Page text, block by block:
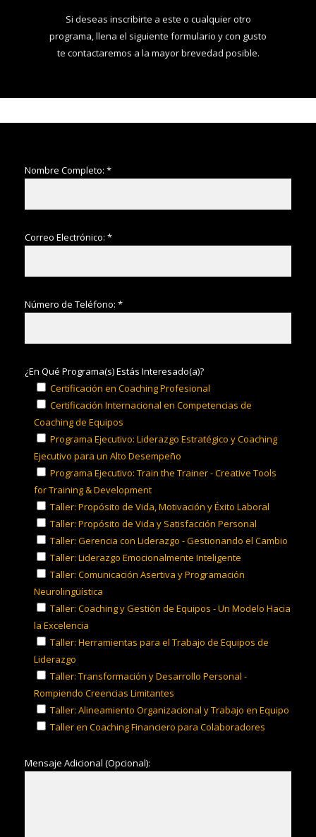
Si deseas inscribirte a este o cualquier otro
programa, llena el siguiente formulario y con gusto
te contactaremos a la mayor brevedad posible.
Nombre Completo: *
Correo Electrónico: *
Número de Teléfono: *
¿En Qué Programa(s) Estás Interesado(a)?
Certificación en Coaching Profesional
Certificación Internacional en Competencias de
Coaching de Equipos
Programa Ejecutivo: Liderazgo Estratégico y Coaching
Ejecutivo para un Alto Desempeño
Programa Ejecutivo: Train the Trainer - Creative Tools
for Training & Development
Taller: Propósito de Vida, Motivación y Éxito Laboral
Taller: Propósito de Vida y Satisfacción Personal
Taller: Gerencia con Liderazgo - Gestionando el Cambio
Taller: Liderazgo Emocionalmente Inteligente
Taller: Comunicación Asertiva y Programación
Neurolingüística
Taller: Coaching y Gestión de Equipos - Un Modelo Hacia
la Excelencia
Taller: Herramientas para el Trabajo de Equipos de
Liderazgo
Taller: Transformación y Desarrollo Personal -
Rompiendo Creencias Limitantes
Taller: Alineamiento Organizacional y Trabajo en Equipo
Taller en Coaching Financiero para Colaboradores
Mensaje Adicional (Opcional):